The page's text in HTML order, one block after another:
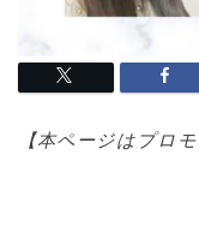
【本ページはプロモ